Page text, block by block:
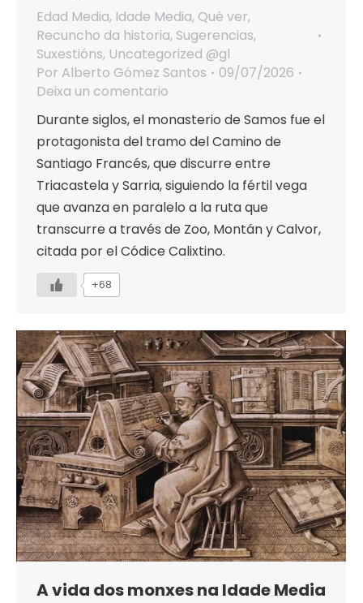
Edad Media, Idade Media, Qué ver,
Recuncho da historia, Sugerencias,
Suxestións, Uncategorized @gl
Por Alberto Gómez Santos
09/07/2026
Deixa un comentario
Durante siglos, el monasterio de Samos fue el
protagonista del tramo del Camino de
Santiago Francés, que discurre entre
Triacastela y Sarria, siguiendo la fértil vega
que avanza en paralelo a la ruta que
transcurre a través de Zoo, Montán y Calvor,
citada por el Códice Calixtino.
+68
A vida dos monxes na Idade Media